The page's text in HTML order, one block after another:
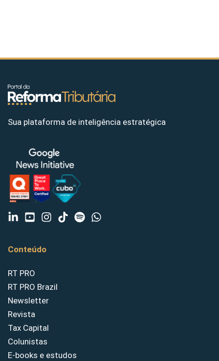
Sua plataforma de inteligência estratégica
Conteúdo
RT PRO
RT PRO Brazil
Newsletter
Revista
Tax Capital
Colunistas
E-books e estudos